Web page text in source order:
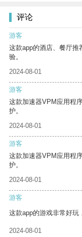
评论
游客
这款app的酒店、餐厅推
验。
2024-08-01
游客
这款加速器VPM应用程
护。
2024-08-01
游客
这款加速器VPM应用程
护。
2024-08-01
游客
这款app的游戏非常好玩
2024-08-01